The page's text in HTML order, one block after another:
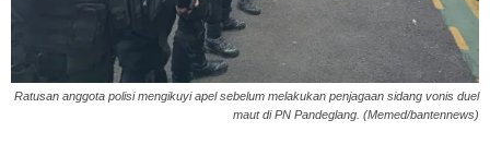
Ratusan anggota polisi mengikuyi apel sebelum melakukan penjagaan sidang vonis duel
maut di PN Pandeglang. (Memed/bantennews)